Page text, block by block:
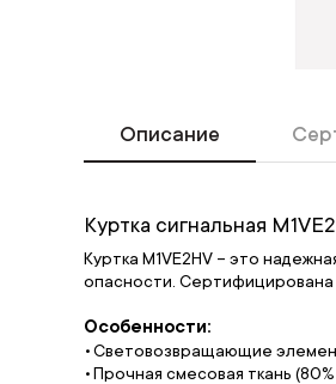
Описание
Куртка сигнальная
Куртка M1VE2HV – это
опасности. Сертифицирована
Особенности:
Световозвращающие
Прочная смесовая ткань